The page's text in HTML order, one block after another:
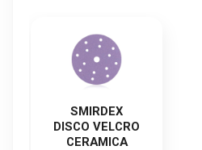
SMIRDEX
DISCO VELCRO
CERAMICA